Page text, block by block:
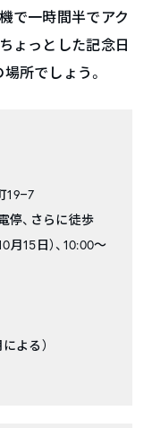
で一時間半でアク
ょっとした記念日
所でしょう。
19−7
停、さらに徒歩
月15日）、10:00〜
よる）